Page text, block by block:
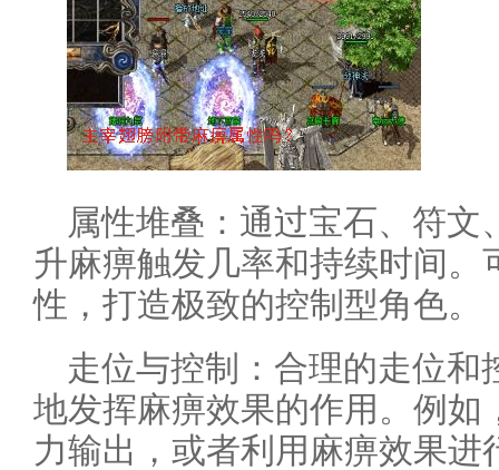
属性堆叠：通过宝石、符
升麻痹触发几率和持续时间
性，打造极致的控制型角色。
走位与控制：合理的走位和
地发挥麻痹效果的作用。例如
力输出，或者利用麻痹效果进